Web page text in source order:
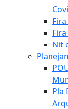
Nit
Pla